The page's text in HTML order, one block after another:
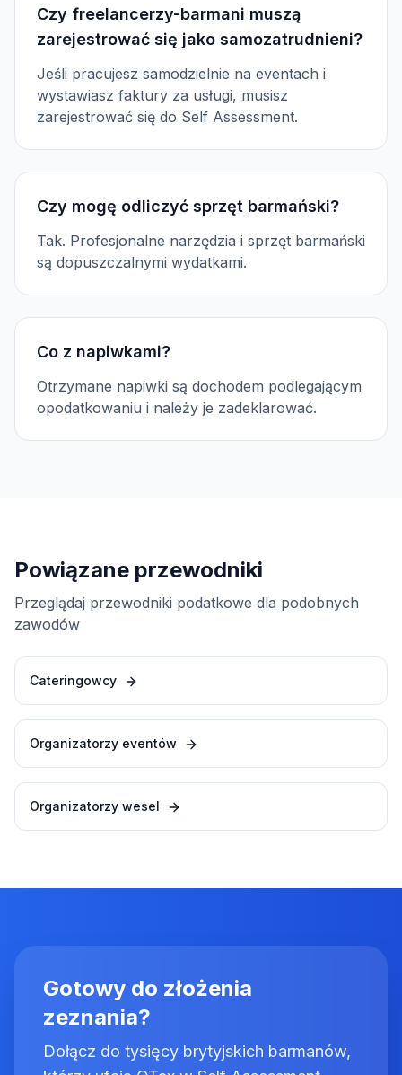
Czy freelancerzy-barmani muszą
zarejestrować się jako samozatrudnieni?
Jeśli pracujesz samodzielnie na eventach i
wystawiasz faktury za usługi, musisz
zarejestrować się do Self Assessment.
Czy mogę odliczyć sprzęt barmański?
Tak. Profesjonalne narzędzia i sprzęt barmański
są dopuszczalnymi wydatkami.
Co z napiwkami?
Otrzymane napiwki są dochodem podlegającym
opodatkowaniu i należy je zadeklarować.
Powiązane przewodniki
Przeglądaj przewodniki podatkowe dla podobnych
zawodów
Cateringowcy
Organizatorzy eventów
Organizatorzy wesel
Gotowy do złożenia
zeznania?
Dołącz do tysięcy brytyjskich barmanów,